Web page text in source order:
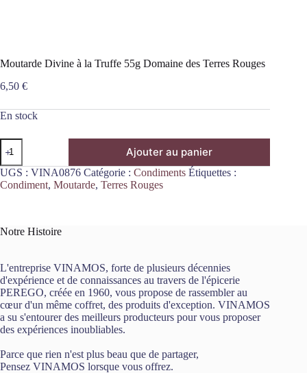
Moutarde Divine à la Truffe 55g Domaine des Terres Rouges
6,50 €
En stock
quantité
de
Moutarde
Divine
à
Domaine
Rouges
Ajouter au panier
UGS : VINA0876 Catégorie : Condiments Étiquettes :
Condiment, Moutarde, Terres Rouges
Notre Histoire
L'entreprise VINAMOS, forte de plusieurs décennies
d'expérience et de connaissances au travers de l'épicerie
PEREGO, créée en 1960, vous propose de rassembler au
cœur d'un même coffret, des produits d'exception. VINAMOS
a su s'entourer des meilleurs producteurs pour vous proposer
des expériences inoubliables.
Parce que rien n'est plus beau que de partager,
Pensez VINAMOS lorsque vous offrez.